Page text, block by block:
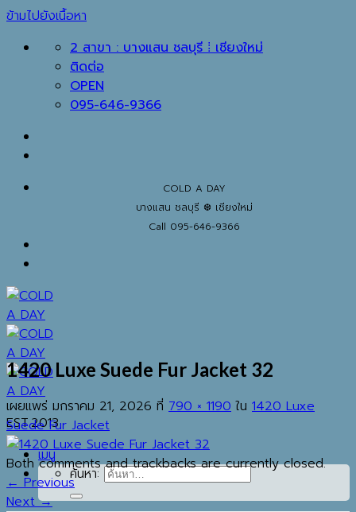
ข้ามไปยังเนื้อหา
2 สาขา : บางแสน ชลบุรี ⁞ เชียงใหม่
ติดต่อ
OPEN
095-646-9366
COLD A DAY
บางแสน ชลบุรี ❆ เชียงใหม่
Call 095-646-9366
EST.2013
เมนู
ค้นหา:
1420 Luxe Suede Fur Jacket 32
เผยแพร่ มกราคม 21, 2026 ที่ 790 × 1190 ใน 1420 Luxe
Suede Fur Jacket
Both comments and trackbacks are currently closed.
←Previous
Next→